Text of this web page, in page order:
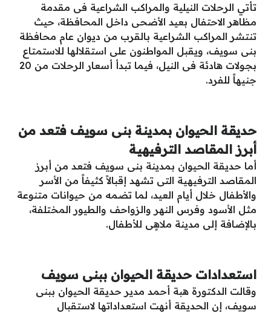
تأتي الرحلات النيلية والمراكب الشراعية فى مقدمة
مظاهر الاحتفال بعيد الأضحى داخل المحافظة، حيث
تنتشر المراكب الشراعية بالقرب من ديوان عام محافظة
بنى سويف، ويقبل المواطنون على استقلالها للاستمتاع
بجولات هادئة فى النيل، فيما تبدأ أسعار الرحلات من 20
جنيهاً للفرد.
حديقة الحيوان بمدينة بنى سويف فتعد من
أبرز المقاصد الترفيهية
أما حديقة الحيوان بمدينة بنى سويف فتعد من أبرز
المقاصد الترفيهية التى تشهد إقبالاً كثيفاً من الأسر
والأطفال خلال أيام العيد، لما تضمه من حيوانات متنوعة
مثل الأسود وفرس النهر والزواحف والطيور المختلفة،
بالإضافة إلى مدينة ملاهٍى للأطفال.
استعدادات حديقة الحيوان ببنى سويف
وقالت الدكتورة هبة أحمد مدير حديقة الحيوان ببنى
سويف، إن الحديقة أنهت استعداداتها لاستقبال